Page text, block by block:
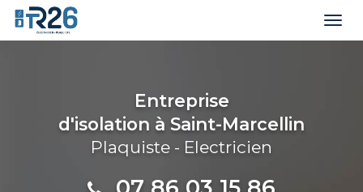
Entreprise
d'isolation à Saint-Marcellin
Plaquiste - Electricien